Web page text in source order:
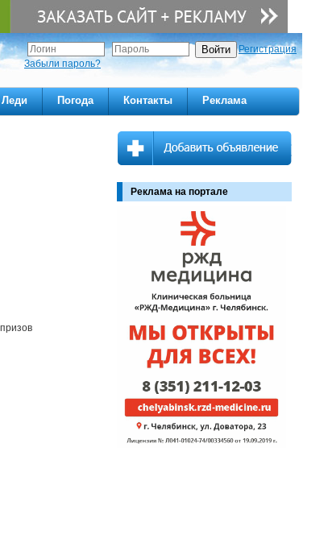
Регистрация
Забыли пароль?
Леди Погода Контакты Реклама
Реклама на портале